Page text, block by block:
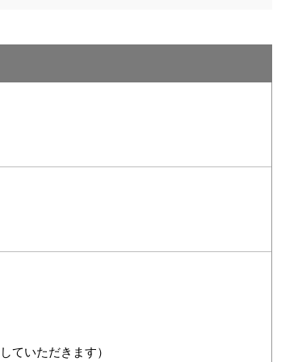
ていただきます）